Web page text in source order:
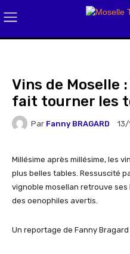
Vins de Moselle
fait tourner les
Par Fanny BRAGARD
Millésime après millésime, les
plus belles tables. Ressuscité
vignoble mosellan retrouve
des oenophiles avertis.
Un reportage de Fanny Bragard